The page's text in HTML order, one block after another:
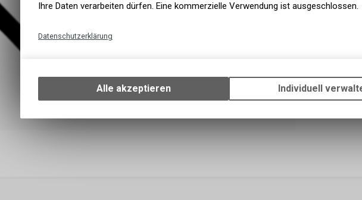
Ihre Daten verarbeiten dürfen. Eine kommerzielle Verwendung ist ausgeschlossen.
Datenschutzerklärung
Ihrem Gerät, um die grundlegenden Funktionen unseres Online-
Verwendung des Warenkorbs, zu ermöglichen. Bitte beachten Sie,
zulassen.
Alle akzeptieren Individuell